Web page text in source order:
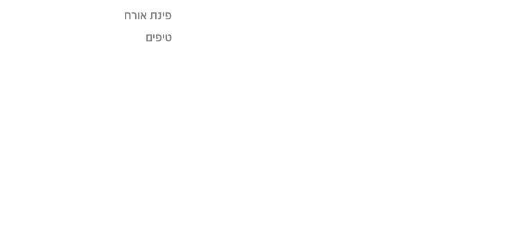
פינת אורח
טיפים